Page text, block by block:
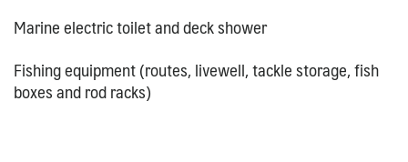
Marine electric toilet and deck shower
Fishing equipment (routes, livewell, tackle storage, fish
boxes and rod racks)